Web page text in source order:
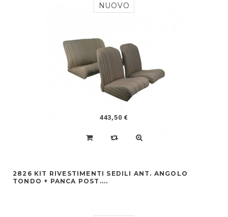
NUOVO
443,50 €
2826 KIT RIVESTIMENTI SEDILI ANT. ANGOLO
TONDO + PANCA POST....